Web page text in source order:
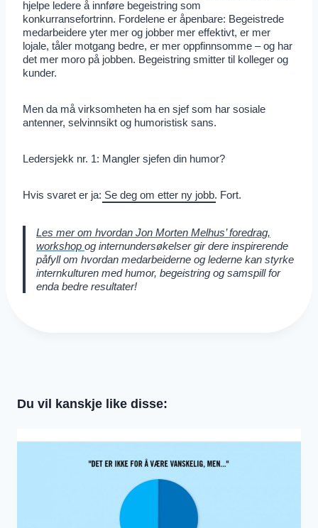
hjelpe ledere å innføre begeistring som
konkurransefortrinn. Fordelene er åpenbare: Begeistrede
medarbeidere yter mer og jobber mer effektivt, er mer
lojale, tåler motgang bedre, er mer oppfinnsomme – og har
det mer moro på jobben. Begeistring smitter til kolleger og
kunder.
Men da må virksomheten ha en sjef som har sosiale
antenner, selvinnsikt og humoristisk sans.
Ledersjekk nr. 1: Mangler sjefen din humor?
Hvis svaret er ja: Se deg om etter ny jobb. Fort.
Les mer om hvordan Jon Morten Melhus’ foredrag,
workshop og internundersøkelser gir dere inspirerende
påfyll om hvordan medarbeiderne og lederne kan styrke
internkulturen med humor, begeistring og samspill for
enda bedre resultater!
Du vil kanskje like disse: